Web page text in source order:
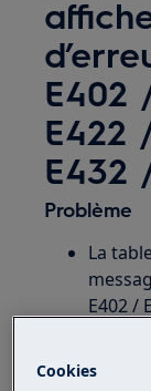
E402
E422
E432
Problème
La
E402 /
Cookies